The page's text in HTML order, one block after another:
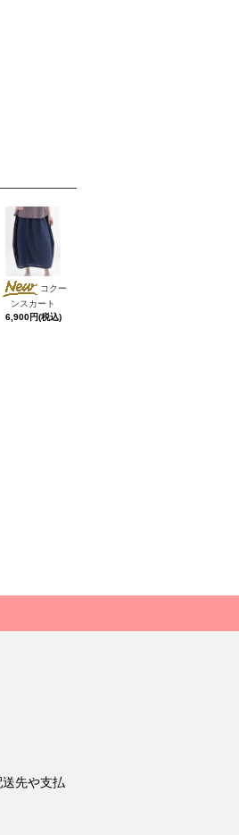
コクー
ンスカート
6,900円(税込)
先や支払